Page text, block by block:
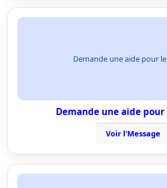
Demande une aide pour
Demande une aide pour
Voir l'Message